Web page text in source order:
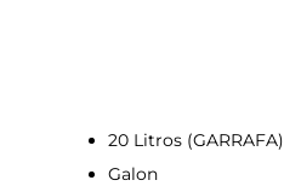
20 Litros (GARRAFA)
Galon